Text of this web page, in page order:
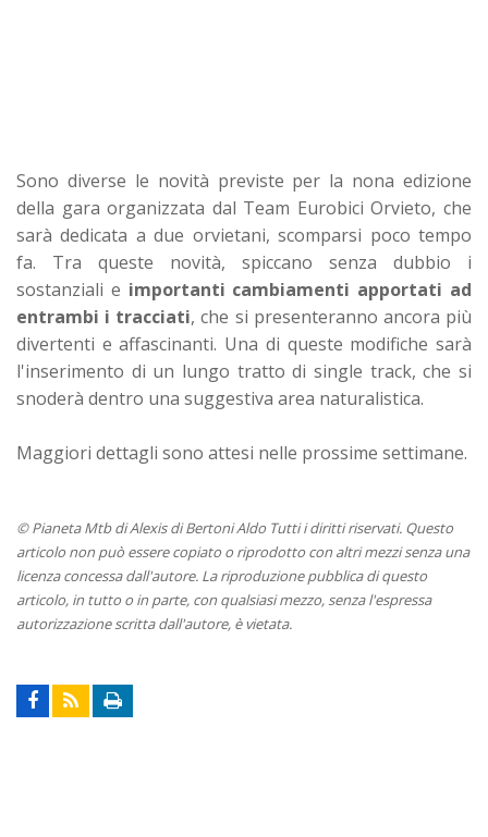
Sono diverse le novità previste per la nona edizione
della gara organizzata dal Team Eurobici Orvieto, che
sarà dedicata a due orvietani, scomparsi poco tempo
fa. Tra queste novità, spiccano senza dubbio i
sostanziali e importanti cambiamenti apportati ad
entrambi i tracciati, che si presenteranno ancora più
divertenti e affascinanti. Una di queste modifiche sarà
l'inserimento di un lungo tratto di single track, che si
snoderà dentro una suggestiva area naturalistica.
Maggiori dettagli sono attesi nelle prossime settimane.
© Pianeta Mtb di Alexis di Bertoni Aldo Tutti i diritti riservati. Questo
articolo non può essere copiato o riprodotto con altri mezzi senza una
licenza concessa dall'autore. La riproduzione pubblica di questo
articolo, in tutto o in parte, con qualsiasi mezzo, senza l'espressa
autorizzazione scritta dall'autore, è vietata.